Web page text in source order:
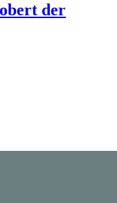
der